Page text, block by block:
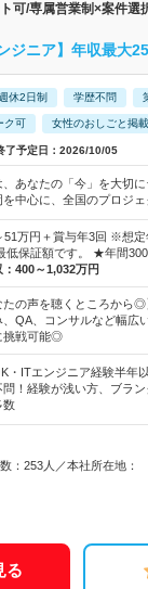
可/専属営業制×案件
ジニア】年収最大
休2日制 学歴不問
ク可 女性のおしごと掲
予定日：2026/10/05
あなたの「今」を大切
中心に、全国のプロジェ
51万円＋賞与年3回 ※想
低保証額です。 ★年間
400～1,032万円
たの声を聴くところから
、QA、コンサルなど幅
挑戦可能◎
・ITエンジニア経験半年
！経験が浅い方、ブラン
数
：253人／本社所在地：
る